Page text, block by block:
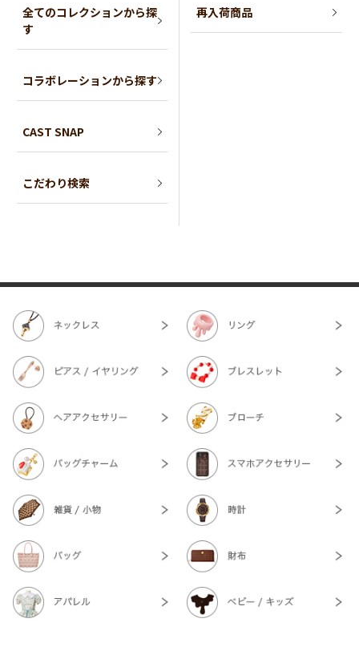
全てのコレクションから探
す
コラボレーションから探す
CAST SNAP
こだわり検索
再入荷商品